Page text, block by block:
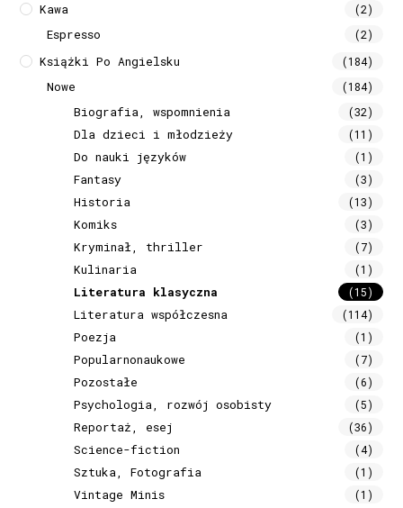
Kawa (2)
Espresso (2)
Książki Po Angielsku (184)
Nowe (184)
Biografia, wspomnienia (32)
Dla dzieci i młodzieży (11)
Do nauki języków (1)
Fantasy (3)
Historia (13)
Komiks (3)
Kryminał, thriller (7)
Kulinaria (1)
Literatura klasyczna (15)
Literatura współczesna (114)
Poezja (1)
Popularnonaukowe (7)
Pozostałe (6)
Psychologia, rozwój osobisty (5)
Reportaż, esej (36)
Science-fiction (4)
Sztuka, Fotografia (1)
Vintage Minis (1)